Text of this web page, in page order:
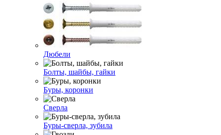
Дюбели
Болты, шайбы, гайки
Буры, коронки
Сверла
Буры-сверла, зубила